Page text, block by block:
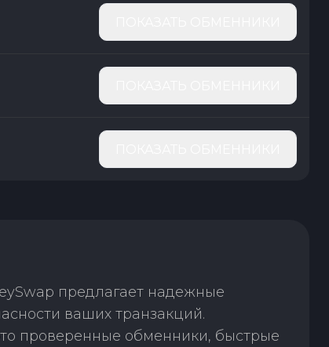
предлагает надежные
ваших транзакций.
проверенные обменники, быстрые